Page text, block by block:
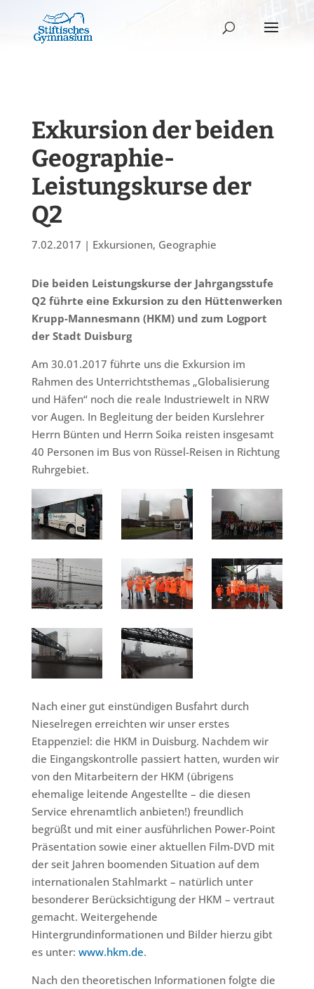
Exkursion der beiden
Geographie-
Leistungskurse der
Q2
7.02.2017 | Exkursionen, Geographie
Die beiden Leistungskurse der Jahrgangsstufe
Q2 führte eine Exkursion zu den Hüttenwerken
Krupp-Mannesmann (HKM) und zum Logport
der Stadt Duisburg
Am 30.01.2017 führte uns die Exkursion im
Rahmen des Unterrichtsthemas „Globalisierung
und Häfen“ noch die reale Industriewelt in NRW
vor Augen. In Begleitung der beiden Kurslehrer
Herrn Bünten und Herrn Soika reisten insgesamt
40 Personen im Bus von Rüssel-Reisen in Richtung
Ruhrgebiet.
Nach einer gut einstündigen Busfahrt durch
Nieselregen erreichten wir unser erstes
Etappenziel: die HKM in Duisburg. Nachdem wir
die Eingangskontrolle passiert hatten, wurden wir
von den Mitarbeitern der HKM (übrigens
ehemalige leitende Angestellte – die diesen
Service ehrenamtlich anbieten!) freundlich
begrüßt und mit einer ausführlichen Power-Point
Präsentation sowie einer aktuellen Film-DVD mit
der seit Jahren boomenden Situation auf dem
internationalen Stahlmarkt – natürlich unter
besonderer Berücksichtigung der HKM – vertraut
gemacht. Weitergehende
Hintergrundinformationen und Bilder hierzu gibt
es unter: www.hkm.de.
Nach den theoretischen Informationen folgte die